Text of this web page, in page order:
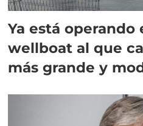
Ya está operando
wellboat al que
más grande y